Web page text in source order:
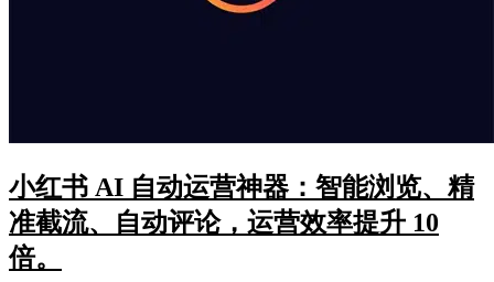
小红书 AI 自动运营神器：智能浏览、精
准截流、自动评论，运营效率提升 10
倍。